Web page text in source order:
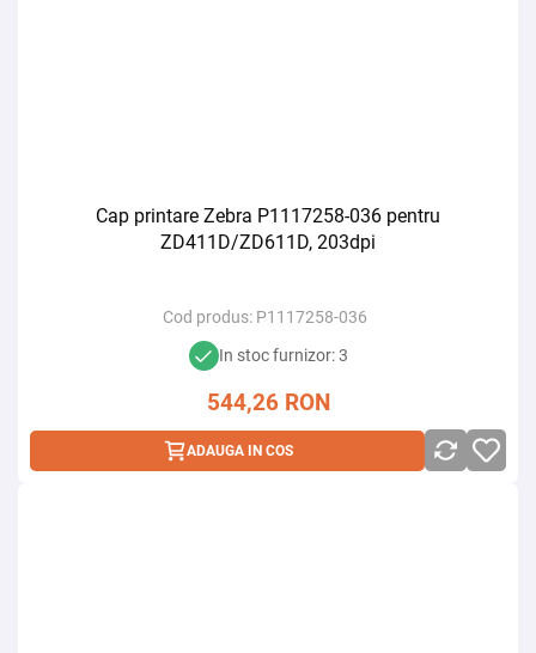
Cap printare Zebra P1117258-036 pentru
ZD411D/ZD611D, 203dpi
Cod produs: P1117258-036
In stoc furnizor: 3
544,26 RON
ADAUGA IN COS